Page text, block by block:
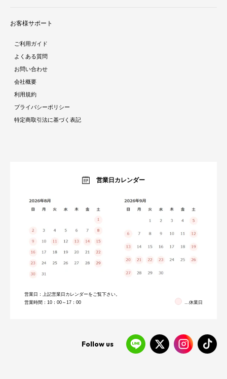
ダイニング
ソファ・クッション
チェア・座椅子
デスク
ミラー・ドレッサー
パーテーション・衝立
ベッド・寝具
人気商品ランキング
お客様サポート
ご利用ガイド
よくある質問
お問い合わせ
会社概要
利用規約
プライバシーポリシー
特定商取引法に基づく表記
営業日カレンダー
営業日：上記営業日カレンダーをご覧下さい。
営業時間：10：00～17：00
…休業日
Follow us